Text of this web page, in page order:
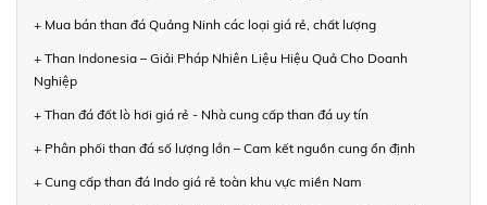
+ Mua bán than đá Quảng Ninh các loại giá rẻ, chất lượng
+ Than Indonesia – Giải Pháp Nhiên Liệu Hiệu Quả Cho Doanh
Nghiệp
+ Than đá đốt lò hơi giá rẻ - Nhà cung cấp than đá uy tín
+ Phân phối than đá số lượng lớn – Cam kết nguồn cung ổn định
+ Cung cấp than đá Indo giá rẻ toàn khu vực miền Nam